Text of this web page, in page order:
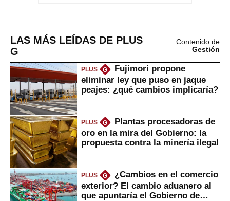
LAS MÁS LEÍDAS DE PLUS
G
Contenido de
Gestión
PLUS G
Fujimori propone
eliminar ley que puso en jaque
peajes: ¿qué cambios implicaría?
PLUS G
Plantas procesadoras de
oro en la mira del Gobierno: la
propuesta contra la minería ilegal
PLUS G
¿Cambios en el comercio
exterior? El cambio aduanero al
que apuntaría el Gobierno de